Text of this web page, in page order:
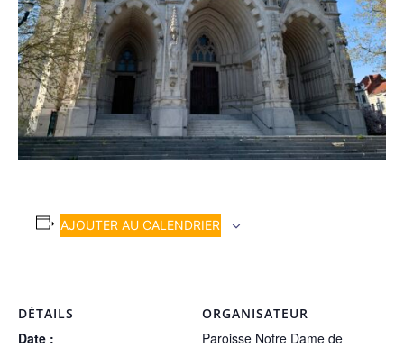
AJOUTER AU CALENDRIER
DÉTAILS
Date :
ORGANISATEUR
Paroisse Notre Dame de